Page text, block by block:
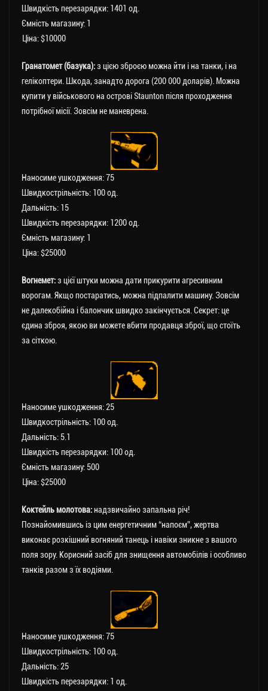
Швидкість перезарядки: 1401 од.
Ємність магазину: 1
Ціна: $10000
Гранатомет (базука):з цією зброєю можна йти і на танки, і на
гелікоптери. Шкода, занадто дорога (200 000 доларів). Можна
купити у військового на острові Staunton після проходження
потрібної місії. Зовсім не маневрена.
Наносиме ушкодження: 75
Швидкострільність: 100 од.
Дальність: 15
Швидкість перезарядки: 1200 од.
Ємність магазину: 1
Ціна: $25000
Вогнемет:з цієї штуки можна дати прикурити агресивним
ворогам. Якщо постаратись, можна підпалити машину. Зовсім
не далекобійна і балончик швидко закінчується. Секрет: це
єдина зброя, якою ви можете вбити продавця зброї, що стоїть
за сіткою.
Наносиме ушкодження: 25
Швидкострільність: 100 од.
Дальність: 5.1
Швидкість перезарядки: 100 од.
Ємність магазину: 500
Ціна: $25000
Коктейль молотова:надзвичайно запальна річ!
Познайомившись із цим енергетичним “напоєм”, жертва
виконає розкішний вогняний танець і навіки зникне з вашого
поля зору. Корисний засіб для знищення автомобілів і особливо
танків разом з їх водіями.
Наносиме ушкодження: 75
Швидкострільність: 100 од.
Дальність: 25
Швидкість перезарядки: 1 од.